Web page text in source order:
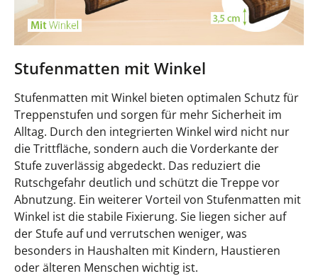
Stufenmatten mit Winkel
Stufenmatten mit Winkel bieten optimalen Schutz für
Treppenstufen und sorgen für mehr Sicherheit im
Alltag. Durch den integrierten Winkel wird nicht nur
die Trittfläche, sondern auch die Vorderkante der
Stufe zuverlässig abgedeckt. Das reduziert die
Rutschgefahr deutlich und schützt die Treppe vor
Abnutzung. Ein weiterer Vorteil von Stufenmatten mit
Winkel ist die stabile Fixierung. Sie liegen sicher auf
der Stufe auf und verrutschen weniger, was
besonders in Haushalten mit Kindern, Haustieren
oder älteren Menschen wichtig ist.